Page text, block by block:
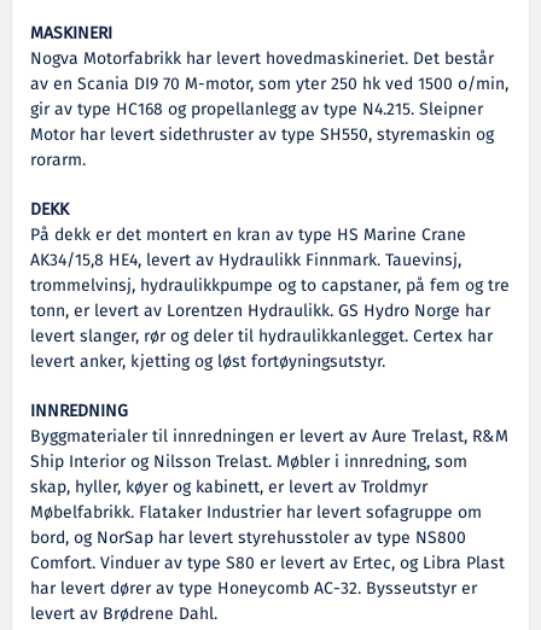
MASKINERI
Nogva Motorfabrikk har levert hovedmaskineriet. Det består
av en Scania DI9 70 M-motor, som yter 250 hk ved 1500 o/min,
gir av type HC168 og propellanlegg av type N4.215. Sleipner
Motor har levert sidethruster av type SH550, styremaskin og
rorarm.
DEKK
På dekk er det montert en kran av type HS Marine Crane
AK34/15,8 HE4, levert av Hydraulikk Finnmark. Tauevinsj,
trommelvinsj, hydraulikkpumpe og to capstaner, på fem og tre
tonn, er levert av Lorentzen Hydraulikk. GS Hydro Norge har
levert slanger, rør og deler til hydraulikkanlegget. Certex har
levert anker, kjetting og løst fortøyningsutstyr.
INNREDNING
Byggmaterialer til innredningen er levert av Aure Trelast, R&M
Ship Interior og Nilsson Trelast. Møbler i innredning, som
skap, hyller, køyer og kabinett, er levert av Troldmyr
Møbelfabrikk. Flataker Industrier har levert sofagruppe om
bord, og NorSap har levert styrehusstoler av type NS800
Comfort. Vinduer av type S80 er levert av Ertec, og Libra Plast
har levert dører av type Honeycomb AC-32. Bysseutstyr er
levert av Brødrene Dahl.